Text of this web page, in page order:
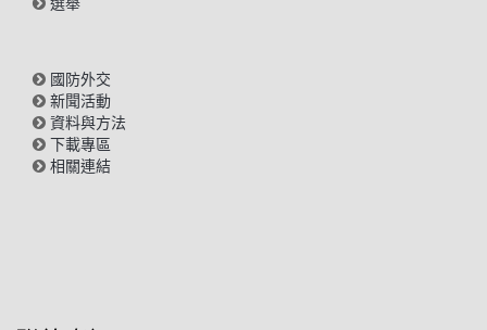
國防外交
新聞活動
資料與方法
下載專區
相關連結